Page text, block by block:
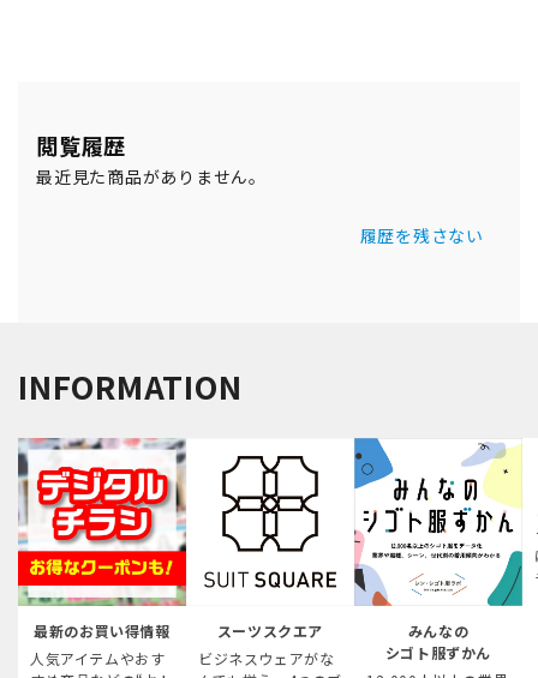
閲覧履歴
最近見た商品がありません。
履歴を残さない
INFORMATION
最新のお買い得情報
人気アイテムやおす
スーツスクエア
ビジネスウェアがな
みんなの
シゴト服ずかん